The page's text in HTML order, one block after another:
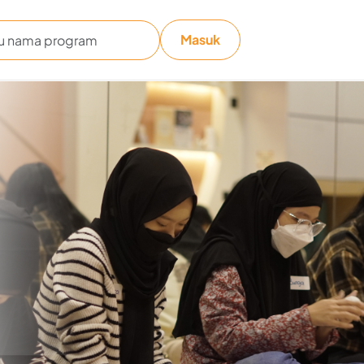
Masuk